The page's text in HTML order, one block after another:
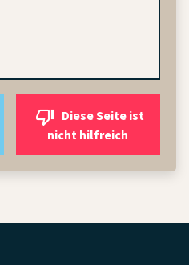
nicht hilfreich